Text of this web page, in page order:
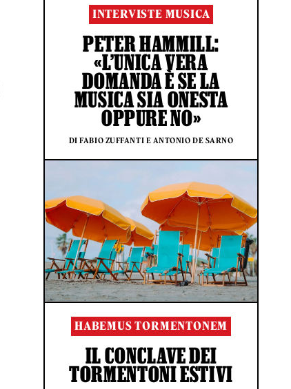
INTERVISTE MUSICA
PETER HAMMILL:
«L’UNICA VERA
DOMANDA È SE LA
MUSICA SIA ONESTA
OPPURE NO»
DI FABIO ZUFFANTI E ANTONIO DE SARNO
HABEMUS TORMENTONEM
IL CONCLAVE DEI
TORMENTONI ESTIVI